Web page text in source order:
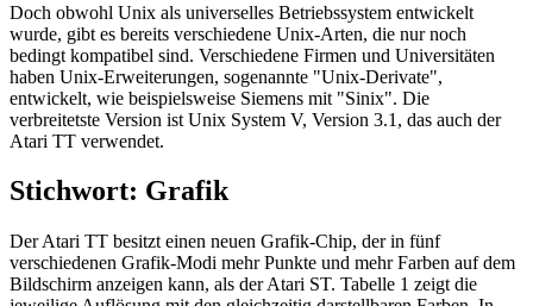
Doch obwohl Unix als universelles Betriebssystem entwickelt
wurde, gibt es bereits verschiedene Unix-Arten, die nur noch
bedingt kompatibel sind. Verschiedene Firmen und Universitäten
haben Unix-Erweiterungen, sogenannte "Unix-Derivate",
entwickelt, wie beispielsweise Siemens mit "Sinix". Die
verbreitetste Version ist Unix System V, Version 3.1, das auch der
Atari TT verwendet.
Stichwort: Grafik
Der Atari TT besitzt einen neuen Grafik-Chip, der in fünf
verschiedenen Grafik-Modi mehr Punkte und mehr Farben auf dem
Bildschirm anzeigen kann, als der Atari ST. Tabelle 1 zeigt die